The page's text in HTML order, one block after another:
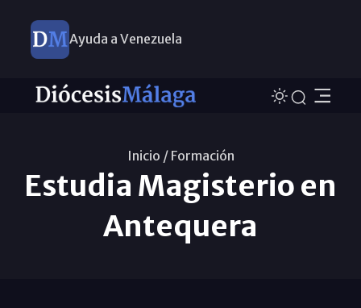
Ayuda a Venezuela
Inicio / Formación
Estudia Magisterio en
Antequera